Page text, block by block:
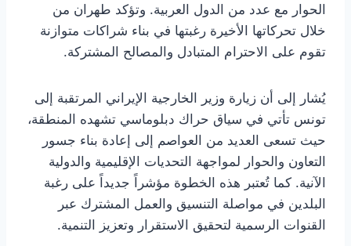
الحوار مع عدد من الدول العربية. وتؤكد طهران من
خلال تحركاتها الأخيرة رغبتها في بناء شراكات متوازنة
تقوم على الاحترام المتبادل والمصالح المشتركة.
يُشار إلى أن زيارة وزير الخارجية الإيراني المرتقبة إلى
تونس تأتي في سياق حراك دبلوماسي تشهده المنطقة،
حيث تسعى العديد من العواصم إلى إعادة بناء جسور
التعاون والحوار لمواجهة التحديات الإقليمية والدولية
الآنية. كما تُعتبر هذه الخطوة مؤشراً جديداً على رغبة
البلدين في مواصلة التنسيق والعمل المشترك عبر
القنوات الرسمية لتحقيق الاستقرار وتعزيز التنمية.